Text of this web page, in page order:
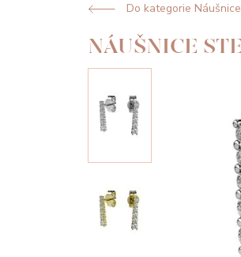
Do kategorie Náušnice
NÁUŠNICE